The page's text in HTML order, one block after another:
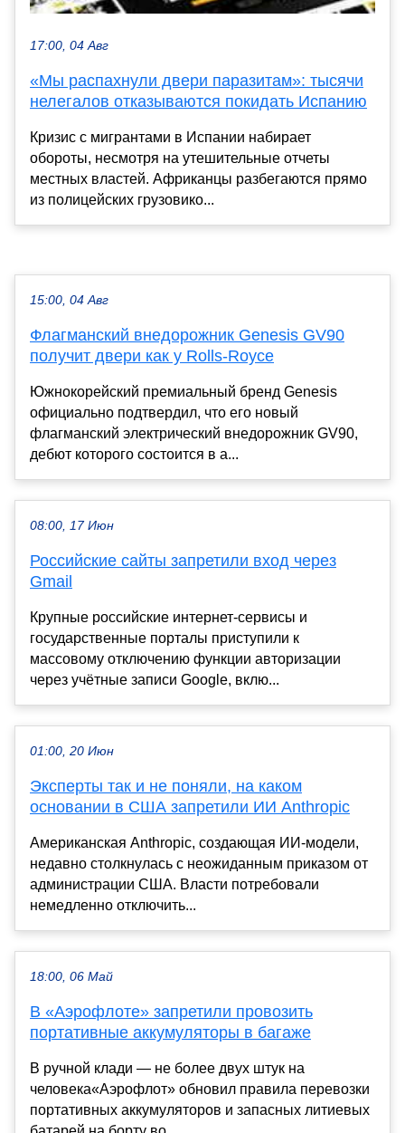
17:00, 04 Авг
«Мы распахнули двери паразитам»: тысячи
нелегалов отказываются покидать Испанию
Кризис с мигрантами в Испании набирает
обороты, несмотря на утешительные отчеты
местных властей. Африканцы разбегаются прямо
из полицейских грузовико...
15:00, 04 Авг
Флагманский внедорожник Genesis GV90
получит двери как у Rolls-Royce
Южнокорейский премиальный бренд Genesis
официально подтвердил, что его новый
флагманский электрический внедорожник GV90,
дебют которого состоится в а...
08:00, 17 Июн
Российские сайты запретили вход через
Gmail
Крупные российские интернет-сервисы и
государственные порталы приступили к
массовому отключению функции авторизации
через учётные записи Google, вклю...
01:00, 20 Июн
Эксперты так и не поняли, на каком
основании в США запретили ИИ Anthropic
Американская Anthropic, создающая ИИ-модели,
недавно столкнулась с неожиданным приказом от
администрации США. Власти потребовали
немедленно отключить...
18:00, 06 Май
В «Аэрофлоте» запретили провозить
портативные аккумуляторы в багаже
В ручной клади — не более двух штук на
человека«Аэрофлот» обновил правила перевозки
портативных аккумуляторов и запасных литиевых